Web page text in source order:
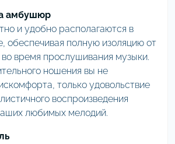
амбушюр
и удобно располагаются в
обеспечивая полную изоляцию от
во время прослушивания музыки.
ношения вы не
только удовольствие
воспроизведения
любимых мелодий.